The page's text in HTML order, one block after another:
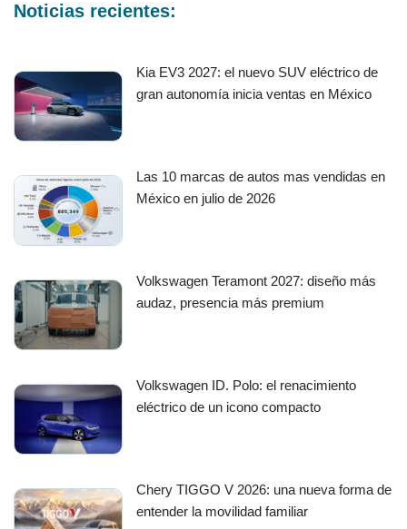
Noticias recientes:
Kia EV3 2027: el nuevo SUV eléctrico de
gran autonomía inicia ventas en México
Las 10 marcas de autos mas vendidas en
México en julio de 2026
Volkswagen Teramont 2027: diseño más
audaz, presencia más premium
Volkswagen ID. Polo: el renacimiento
eléctrico de un icono compacto
Chery TIGGO V 2026: una nueva forma de
entender la movilidad familiar